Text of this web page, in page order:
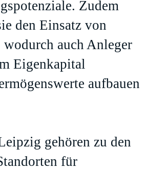
Zudem
den Einsatz von
auch Anleger
Eigenkapital
aufbauen
gehören zu den
für